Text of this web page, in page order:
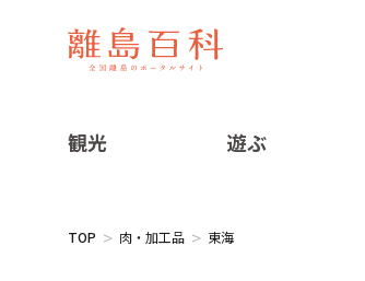
観光 遊ぶ
TOP 肉・加工品 東海